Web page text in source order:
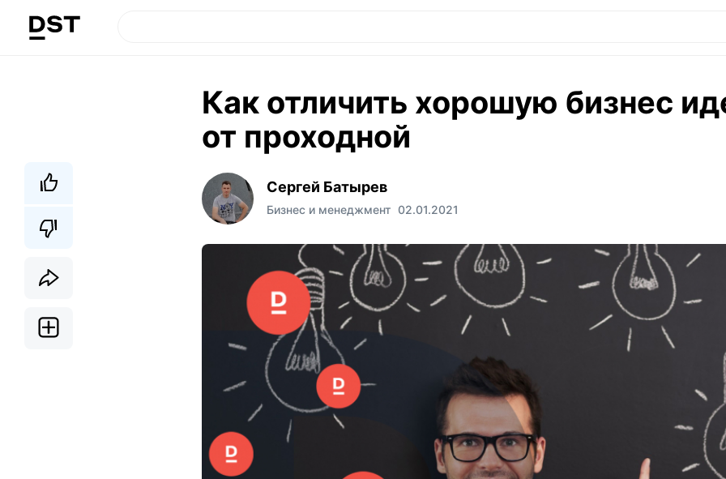
Как отличить хорошую бизнес
от проходной
Сергей Батырев
Бизнес и менеджмент 02.01.2021